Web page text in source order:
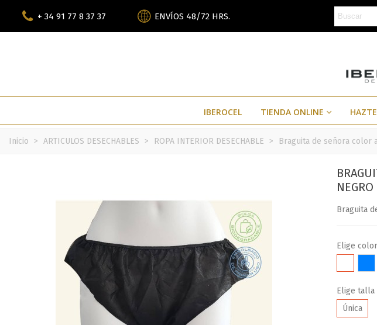
+ 34 91 77 8 37 37 ENVÍOS 48/72 HRS.
IBEROCEL TIENDA ONLINE
Inicio > ARTICULOS DESECHABLES > ROPA INTERIOR DESECHABLE > Braguita de señora color
Braguita
Elige color
Elige talla
Única